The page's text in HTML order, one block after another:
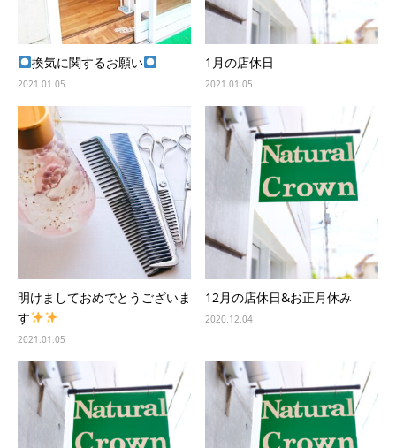
換気に関するお願い
2021.01.05
1月の店休日
2021.01.05
明けましておめでとうございま
す
2021.01.05
12月の店休日&お正月休み
2020.12.04